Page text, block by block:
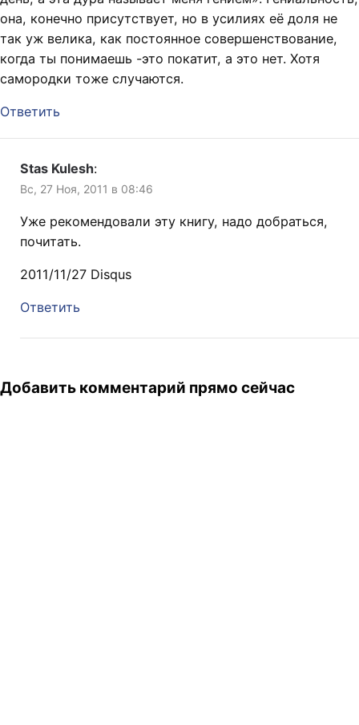
она, конечно присутствует, но в усилиях её доля не
так уж велика, как постоянное совершенствование,
когда ты понимаешь -это покатит, а это нет. Хотя
самородки тоже случаются.
Ответить
Stas Kulesh:
Вс, 27 Ноя, 2011 в 08:46
Уже рекомендовали эту книгу, надо добраться,
почитать.
2011/11/27 Disqus
Ответить
Добавить комментарий прямо сейчас